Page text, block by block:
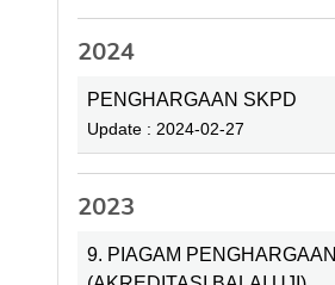
2024
PENGHARGAAN SKPD
Update : 2024-02-27
2023
9. PIAGAM PENGHARGAAN